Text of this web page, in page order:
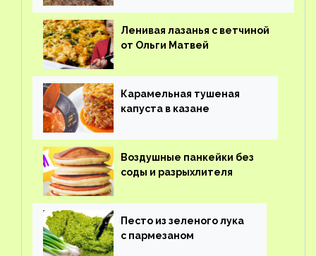
Ленивая лазанья с ветчиной
от Ольги Матвей
Карамельная тушеная
капуста в казане
Воздушные панкейки без
соды и разрыхлителя
Песто из зеленого лука
с пармезаном